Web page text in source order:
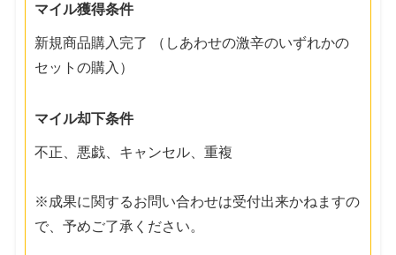
マイル獲得条件
新規商品購入完了 （しあわせの激辛のいずれかの
セットの購入）
マイル却下条件
不正、悪戯、キャンセル、重複
※成果に関するお問い合わせは受付出来かねますの
で、予めご了承ください。